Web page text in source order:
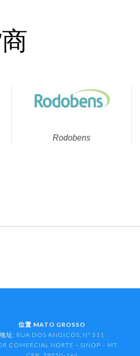
Rodobens
位置 MATO GROSSO
地址: RUA DOS ANGICOS, Nº 311
COMERCIAL NORTE – SINOP – MT